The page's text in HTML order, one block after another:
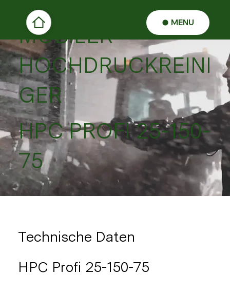
MENU
MOBILER
HOCHDRUCKREINI
GER
HPC PROFI 25-150-
75
Technische Daten
HPC Profi 25-150-75